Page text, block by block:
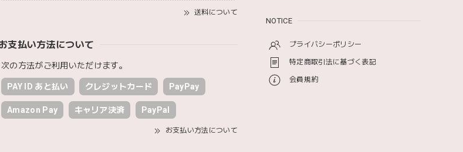
送料について
支払い方法について
次の方法がご利用いただけます。
PAY ID あと払い クレジットカード PayPay
Amazon Pay キャリア決済 PayPal
お支払い方法について
NOTICE
プライバシーポリシー
特定商取引法に基づく表記
会員規約